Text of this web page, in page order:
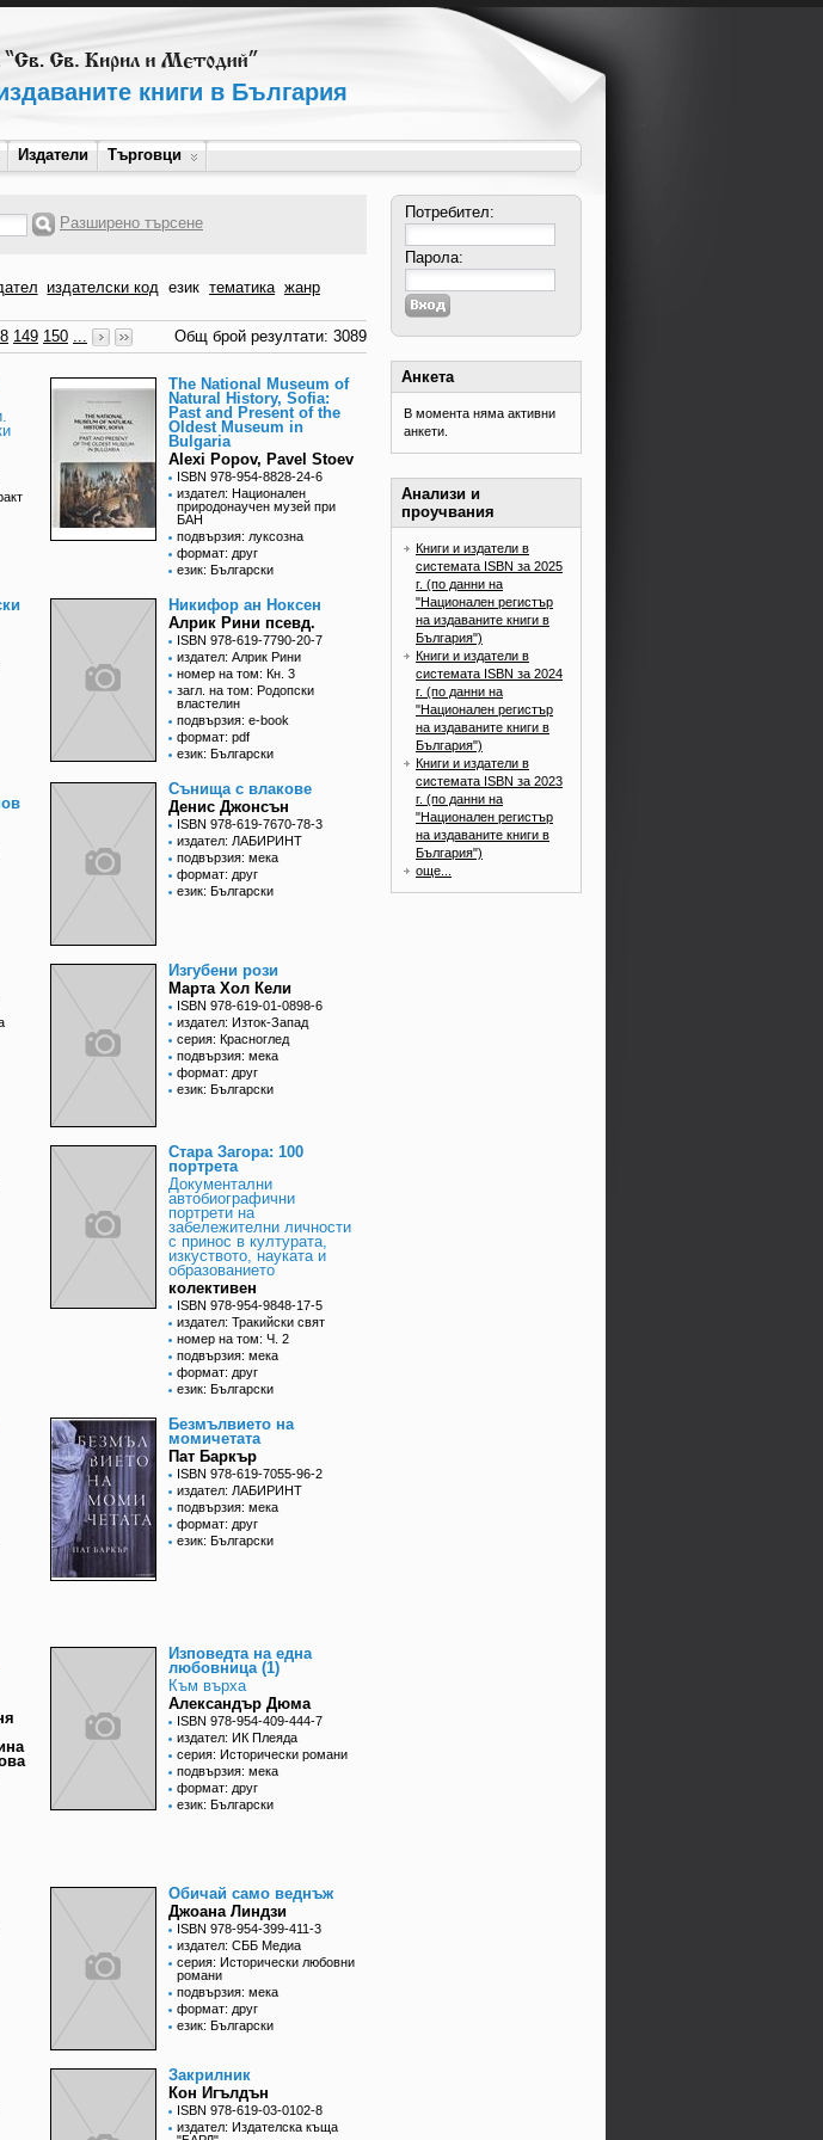
книги в България
Издатели Търговци
Разширено търсене
издателски код език тематика жанр
149 150 ... Общ брой резултати: 3089
Тhe National Museum of
Natural History, Sofia:
Past and Present of the
Oldest Museum in
Bulgaria
Alexi Popov, Pavel Stoev
ISBN 978-954-8828-24-6
издател: Национален
природонаучен музей при
БАН
подвързия: луксозна
формат: друг
език: Български
Никифор ан Ноксен
Алрик Рини псевд.
ISBN 978-619-7790-20-7
издател: Алрик Рини
номер на том: Кн. 3
загл. на том: Родопски
властелин
подвързия: e-book
формат: pdf
език: Български
Сънища с влакове
Денис Джонсън
ISBN 978-619-7670-78-3
издател: ЛАБИРИНТ
подвързия: мека
формат: друг
език: Български
Изгубени рози
Марта Хол Кели
ISBN 978-619-01-0898-6
издател: Изток-Запад
серия: Красноглед
подвързия: мека
формат: друг
език: Български
Стара Загора: 100
портрета
Документални
автобиографични
портрети на
забележителни личности
с принос в културата,
изкуството, науката и
образованието
колективен
ISBN 978-954-9848-17-5
издател: Тракийски свят
номер на том: Ч. 2
подвързия: мека
формат: друг
език: Български
Безмълвието на
момичетата
Пат Баркър
ISBN 978-619-7055-96-2
издател: ЛАБИРИНТ
подвързия: мека
формат: друг
език: Български
Изповедта на една
любовница (1)
Към върха
Александър Дюма
ISBN 978-954-409-444-7
издател: ИК Плеяда
серия: Исторически романи
подвързия: мека
формат: друг
език: Български
Обичай само веднъж
Джоана Линдзи
ISBN 978-954-399-411-3
издател: СББ Медиа
серия: Исторически любовни
романи
подвързия: мека
формат: друг
език: Български
Закрилник
Кон Игълдън
ISBN 978-619-03-0102-8
издател: Издателска къща
Потребител:
Парола:
Анкета
В момента няма активни
анкети.
Анализи и
проучвания
Книги и издатели в
системата ISBN за 2025
г. (по данни на
"Национален регистър
на издаваните книги в
България")
Книги и издатели в
системата ISBN за 2024
г. (по данни на
"Национален регистър
на издаваните книги в
България")
Книги и издатели в
системата ISBN за 2023
г. (по данни на
"Национален регистър
на издаваните книги в
България")
още...